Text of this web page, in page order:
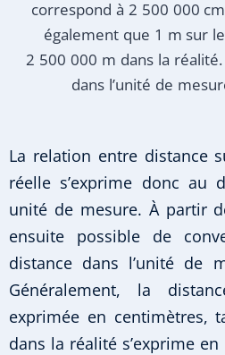
correspond à 2 500 000
également que 1 m sur
2 500 000 m dans la
dans l’unité de
La relation entre distance
réelle s’exprime donc au
unité de mesure. À partir
ensuite possible de
distance dans l’unité de
Généralement, la
exprimée en centimètres,
dans la réalité s’exprime